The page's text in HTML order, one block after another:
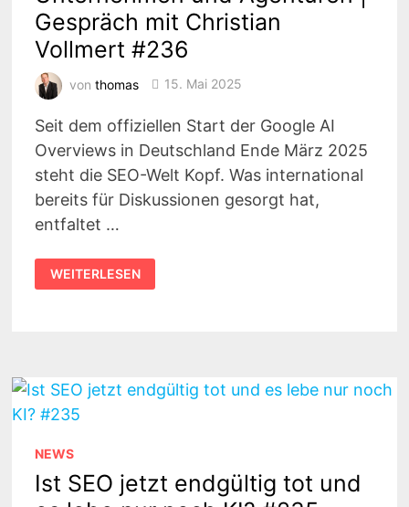
Gespräch mit Christian
Vollmert #236
von thomas 15. Mai 2025
Seit dem offiziellen Start der Google AI
Overviews in Deutschland Ende März 2025
steht die SEO-Welt Kopf. Was international
bereits für Diskussionen gesorgt hat,
entfaltet …
WIE
DIE
AI
FÜR
UNTERNEHMEN
UND
AGENTUREN
GESPRÄCH
MIT
CHRISTIAN
VOLLMERT
#236
WEITERLESEN
NEWS
Ist SEO jetzt endgültig tot und